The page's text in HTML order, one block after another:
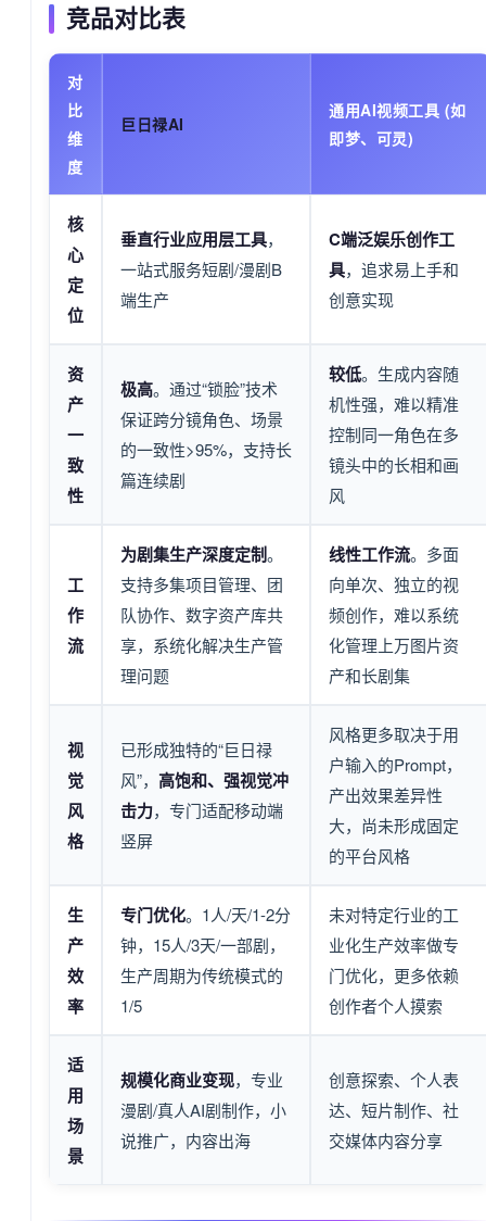
竞品对比表
对
比
维
度
巨日禄AI
通用AI视频工具 (如
即梦、可灵)
核
心
定
位
垂直行业应用层工具，
一站式服务短剧/漫剧B
端生产
C端泛娱乐创作工
具，追求易上手和
创意实现
资
产
一
致
性
极高。通过“锁脸”技术
保证跨分镜角色、场景
的一致性>95%，支持长
篇连续剧
较低。生成内容随
机性强，难以精准
控制同一角色在多
镜头中的长相和画
风
工
作
流
为剧集生产深度定制。
支持多集项目管理、团
队协作、数字资产库共
享，系统化解决生产管
理问题
线性工作流。多面
向单次、独立的视
频创作，难以系统
化管理上万图片资
产和长剧集
视
觉
风
格
已形成独特的“巨日禄
风”， 高饱和、强视觉冲
击力，专门适配移动端
竖屏
风格更多取决于用
户输入的Prompt，
产出效果差异性
大，尚未形成固定
的平台风格
生
产
效
率
专门优化。1人/天/1-2分
钟，15人/3天/一部剧，
生产周期为传统模式的
1/5
未对特定行业的工
业化生产效率做专
门优化，更多依赖
创作者个人摸索
适
用
场
景
规模化商业变现，专业
漫剧/真人AI剧制作，小
说推广，内容出海
创意探索、个人表
达、短片制作、社
交媒体内容分享